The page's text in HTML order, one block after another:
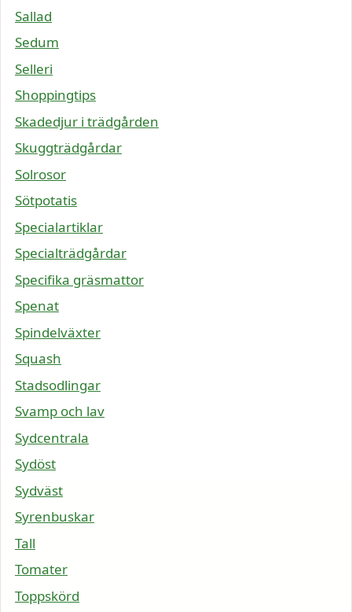
Sallad
Sedum
Selleri
Shoppingtips
Skadedjur i trädgården
Skuggträdgårdar
Solrosor
Sötpotatis
Specialartiklar
Specialträdgårdar
Specifika gräsmattor
Spenat
Spindelväxter
Squash
Stadsodlingar
Svamp och lav
Sydcentrala
Sydöst
Sydväst
Syrenbuskar
Tall
Tomater
Toppskörd